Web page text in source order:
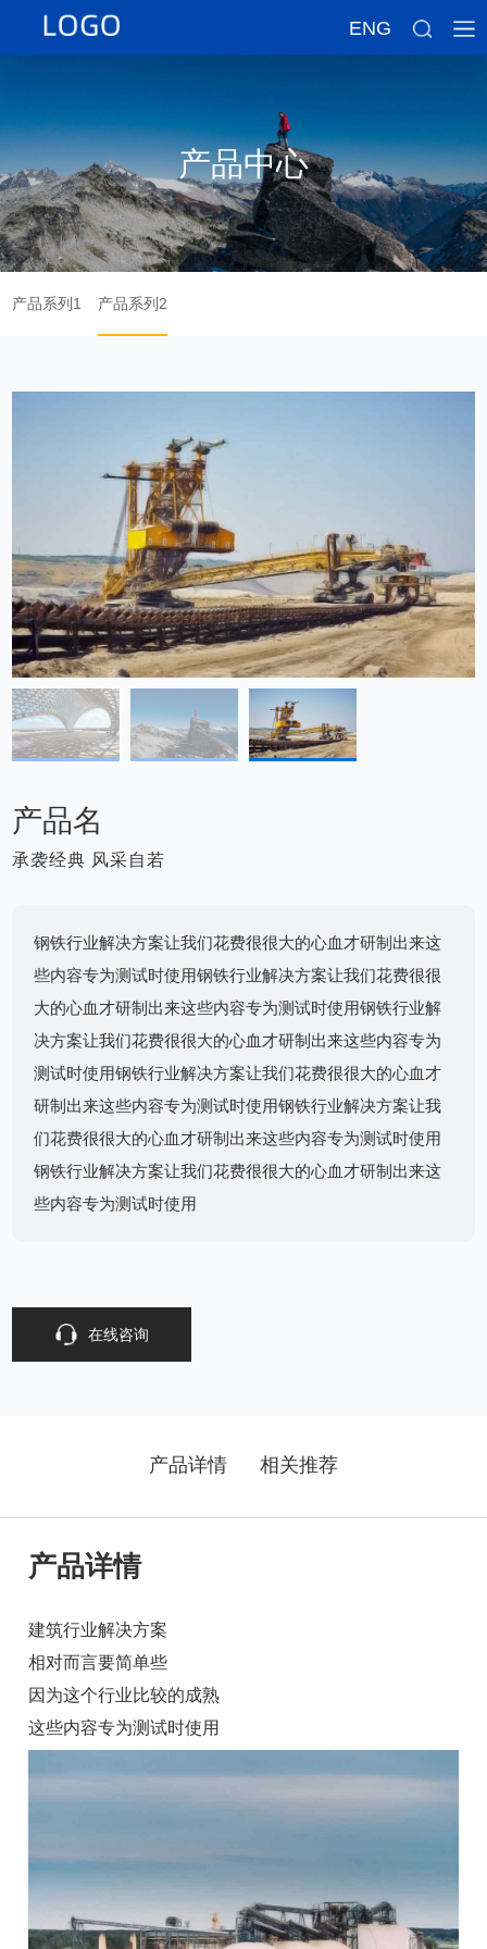
ENG
产品中心
产品系列1 产品系列2
产品名
承袭经典 风采自若
钢铁行业解决方案让我们花费很很大的心血才研制出来这
些内容专为测试时使用钢铁行业解决方案让我们花费很很
大的心血才研制出来这些内容专为测试时使用钢铁行业解
决方案让我们花费很很大的心血才研制出来这些内容专为
测试时使用钢铁行业解决方案让我们花费很很大的心血才
研制出来这些内容专为测试时使用钢铁行业解决方案让我
们花费很很大的心血才研制出来这些内容专为测试时使用
钢铁行业解决方案让我们花费很很大的心血才研制出来这
些内容专为测试时使用
在线咨询
产品详情 相关推荐
产品详情
建筑行业解决方案
相对而言要简单些
因为这个行业比较的成熟
这些内容专为测试时使用